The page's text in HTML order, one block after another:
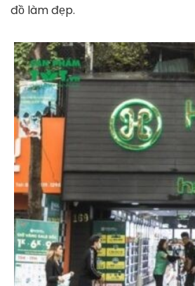
đồ làm đẹp.